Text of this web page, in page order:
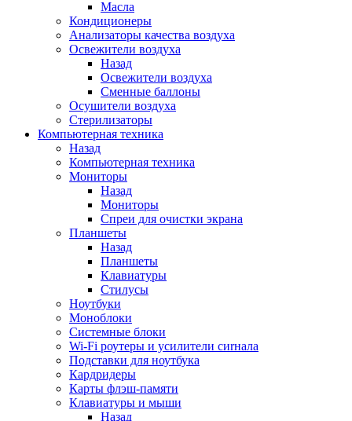
Масла
Кондиционеры
Анализаторы качества воздуха
Освежители воздуха
Назад
Освежители воздуха
Сменные баллоны
Осушители воздуха
Стерилизаторы
Компьютерная техника
Назад
Компьютерная техника
Мониторы
Назад
Мониторы
Спреи для очистки экрана
Планшеты
Назад
Планшеты
Клавиатуры
Стилусы
Ноутбуки
Моноблоки
Системные блоки
Wi-Fi роутеры и усилители сиrнала
Подставки для ноутбука
Кардридеры
Карты флэш-памяти
Клавиатуры и мыши
Назад